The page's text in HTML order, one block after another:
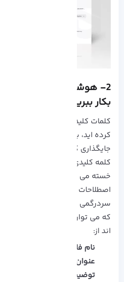
2- هوشمندانه کلمات
بکار ببرید.
کلمات کلیدی مورد نظر خود را که
کرده اید، به نحوی هوشمندانه
جایگذاری کنید. فراموش نکنید
کلمه کلیدی و بکار بردن آن در
خسته می کند. همچنین می توانید
اصطلاحات نزدیک به کلمه کلیدی
سردرگمی کاربران خود جلوگیری
که می توان کلمه کلیدی را برای
اند از:
نام فایل
عنوان ویدیو
توضیحات ویدیو